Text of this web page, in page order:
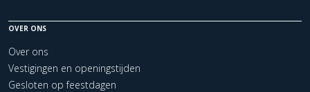
OVER ONS
Over ons
Vestigingen en openingstijden
Gesloten op feestdagen